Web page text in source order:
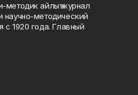
методик айлыҡ журнал
научно-методический
1920 года. Главный